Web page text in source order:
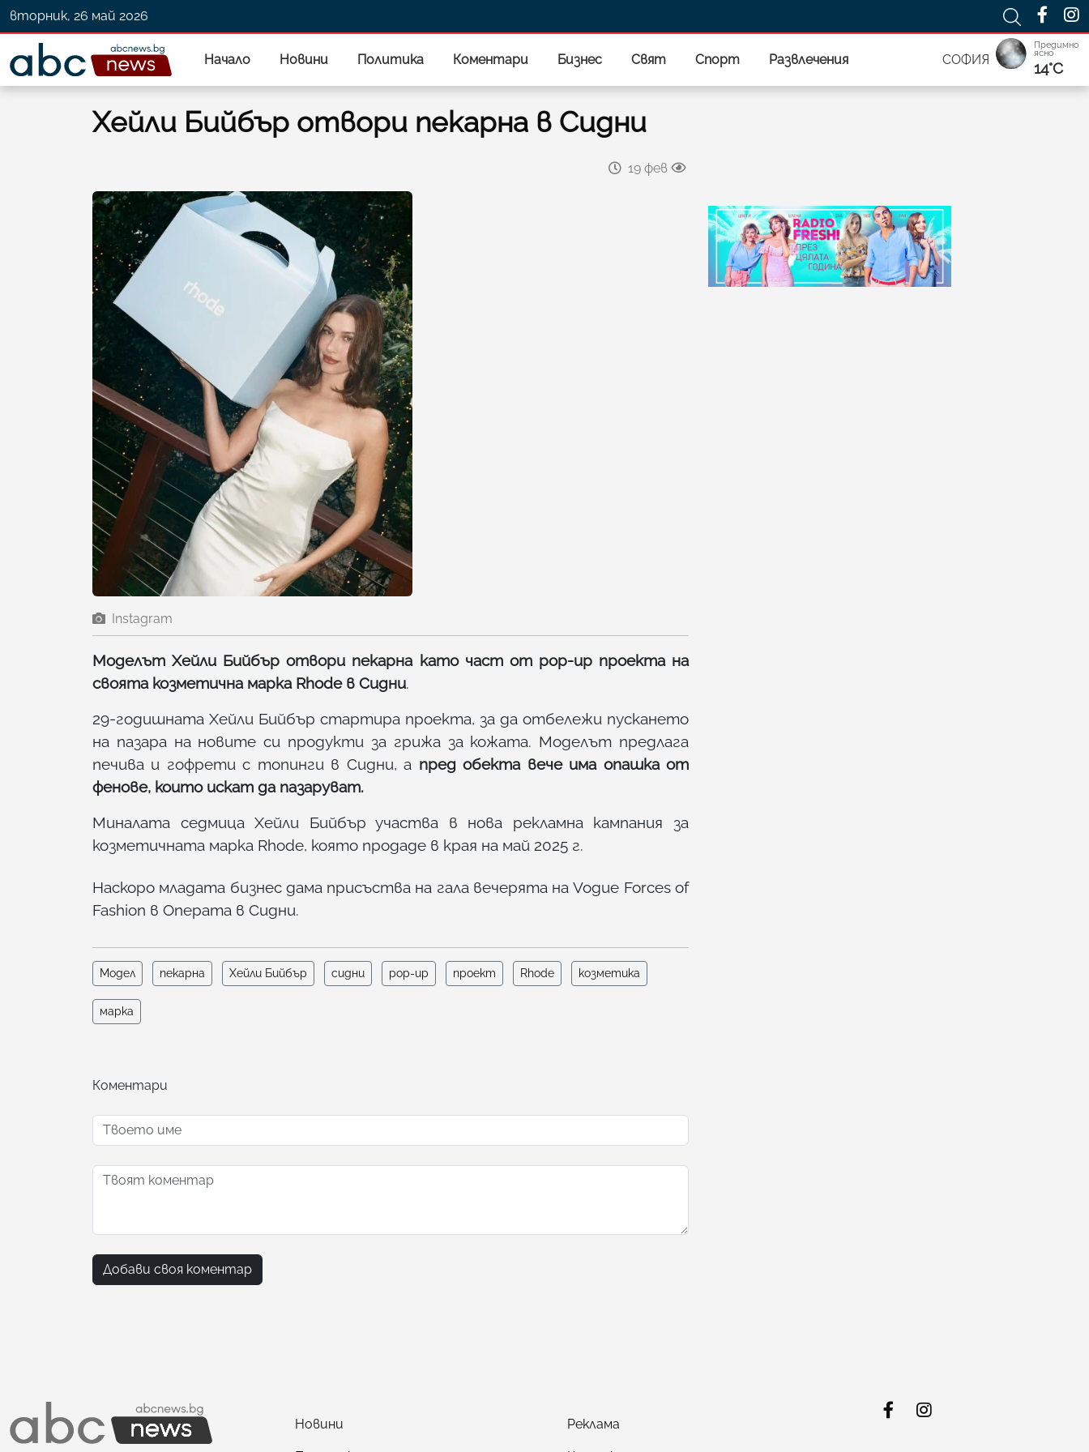
вторник, 26 май 2026
Начало Новини Политика Коментари Бизнес Свят Спорт Развлечения СОФИЯ
Предимно
ясно
14°C
Хейли Бийбър отвори пекарна в Сидни
19 фев
Instagram
Моделът Хейли Бийбър отвори пекарна като част от pop-up проекта на
своята козметична марка Rhode в Сидни.
29-годишната Хейли Бийбър стартира проекта, за да отбележи пускането
на пазара на новите си продукти за грижа за кожата. Моделът предлага
печива и гофрети с топинги в Сидни, а пред обекта вече има опашка от
фенове, които искат да пазаруват.
Миналата седмица Хейли Бийбър участва в нова рекламна кампания за
козметичната марка Rhode, която продаде в края на май 2025 г.
Наскоро младата бизнес дама присъства на гала вечерята на Vogue Forces of
Fashion в Операта в Сидни.
Модел пекарна Хейли Бийбър сидни pop-up проект Rhode козметика
марка
Коментари
Добави своя коментар
Новини Реклама